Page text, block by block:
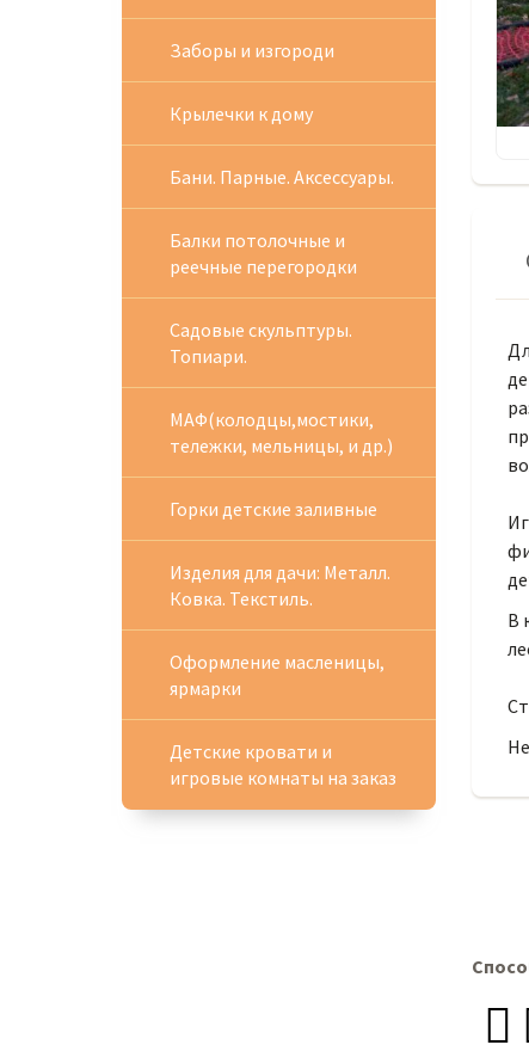
В
Заборы и изгороди
Крылечки к дому
Бани. Парные. Аксессуары.
Балки потолочные и
реечные перегородки
Садовые скульптуры.
Топиари.
МАФ(колодцы,мостики,
тележки, мельницы, и др.)
Горки детские заливные
Изделия для дачи: Металл.
Ковка. Текстиль.
Оформление масленицы,
ярмарки
Детские кровати и
игровые комнаты на заказ